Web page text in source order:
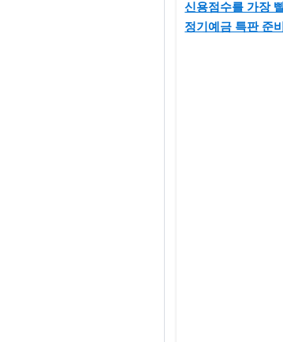
신용점수를 가장
정기예금 특판 준